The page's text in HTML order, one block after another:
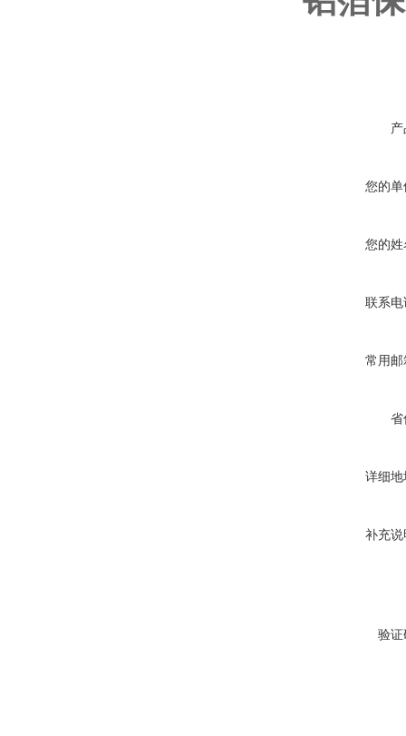
您的单
您的姓
联系电
常用邮
省
详细地
补充说
验证